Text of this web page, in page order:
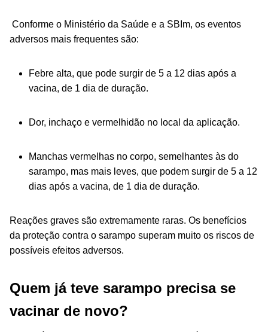
Conforme o Ministério da Saúde e a SBIm, os eventos
adversos mais frequentes são:
Febre alta, que pode surgir de 5 a 12 dias após a
vacina, de 1 dia de duração.
Dor, inchaço e vermelhidão no local da aplicação.
Manchas vermelhas no corpo, semelhantes às do
sarampo, mas mais leves, que podem surgir de 5 a 12
dias após a vacina, de 1 dia de duração.
Reações graves são extremamente raras. Os benefícios
da proteção contra o sarampo superam muito os riscos de
possíveis efeitos adversos.
Quem já teve sarampo precisa se
vacinar de novo?